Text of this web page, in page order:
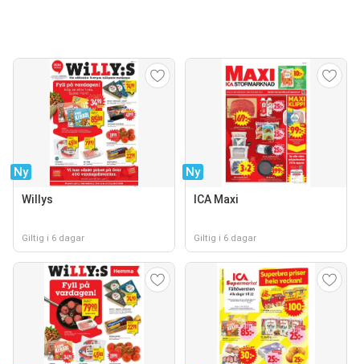
Ny
Willys
Giltig i 6 dagar
Ny
ICA Maxi
Giltig i 6 dagar